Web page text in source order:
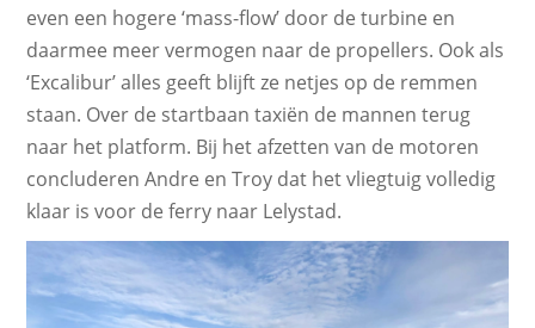
even een hogere ‘mass-flow’ door de turbine en
daarmee meer vermogen naar de propellers. Ook als
‘Excalibur’ alles geeft blijft ze netjes op de remmen
staan. Over de startbaan taxiën de mannen terug
naar het platform. Bij het afzetten van de motoren
concluderen Andre en Troy dat het vliegtuig volledig
klaar is voor de ferry naar Lelystad.